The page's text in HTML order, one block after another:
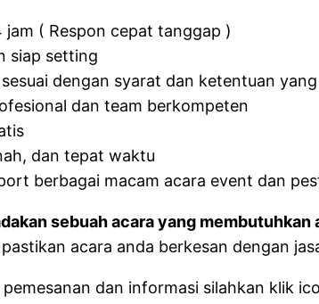
jam ( Respon cepat tanggap )
siap setting
dengan syarat dan ketentuan
dan team berkompeten
dan tepat waktu
berbagai macam acara event dan
sebuah acara yang membutuhkan
acara anda berkesan dengan
dan informasi silahkan klik